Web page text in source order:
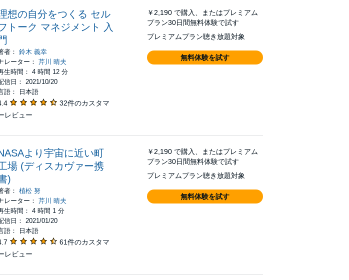
想の自分をつくる セル
トーク マネジメント 入
者：鈴木 義幸
レーター：芹川 晴夫
生時間： 4 時間 12 分
信日： 2021/10/20
語： 日本語
32件のカスタマ
レビュー
￥2,190 で購入、またはプレミアム
プラン30日間無料体験で試す
プレミアムプラン聴き放題対象
無料体験を試す
より宇宙に近い町
場 (ディスカヴァー携
)
者：植松 努
レーター：芹川 晴夫
生時間： 4 時間 1 分
信日： 2021/01/20
語： 日本語
61件のカスタマ
レビュー
￥2,190 で購入、またはプレミアム
プラン30日間無料体験で試す
プレミアムプラン聴き放題対象
無料体験を試す